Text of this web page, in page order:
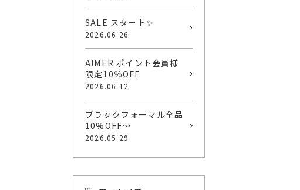
SALE スタート✨
2026.06.26
AIMER ポイント会員様
限定10％OFF
2026.06.12
ブラックフォーマル全品
10%OFF〜
2026.05.29